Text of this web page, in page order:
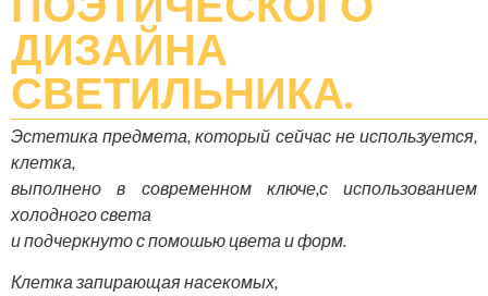
ДИЗАЙНА
СВЕТИЛЬНИКА.
Эстетика предмета, который сейчас не используется,
клетка,
выполнено в современном ключе,с использованием
холодного света
и подчеркнуто с помошью цвета и форм.
Клетка запирающая насекомых,